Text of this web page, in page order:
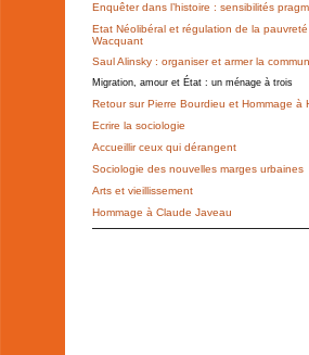
Enquêter dans l’histoire : sensibilités
Etat Néolibéral et régulation de la
Wacquant
Saul Alinsky : organiser et armer la
Migration, amour et État : un ménage à trois
Retour sur Pierre Bourdieu et Hommage à
Ecrire la sociologie
Accueillir ceux qui dérangent
Sociologie des nouvelles marges urbaines
Arts et vieillissement
Hommage à Claude Javeau